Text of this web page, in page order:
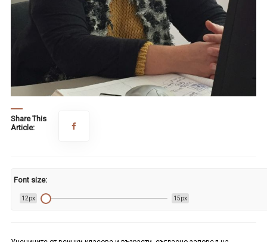
Share This
Article:
Font size:
12px 15px